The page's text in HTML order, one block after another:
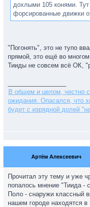
дохлыми 105 конями.
форсированные движки
"Погонять", это не тупо
прямой, это ещё во
Тииды не совсем всё ОК,
В общем и целом, честно
ожидания. Опасался, что
будет с изрядной долей
Артём Алексеевич
Прочитал эту тему и уже
попалось мнение "Тиида -
Поло - снаружи классный
нашем городе находятся